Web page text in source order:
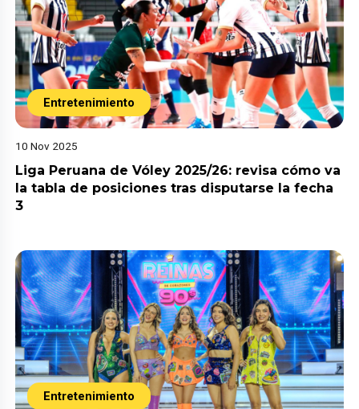
Entretenimiento
10 Nov 2025
Liga Peruana de Vóley 2025/26: revisa cómo va
la tabla de posiciones tras disputarse la fecha
3
Entretenimiento